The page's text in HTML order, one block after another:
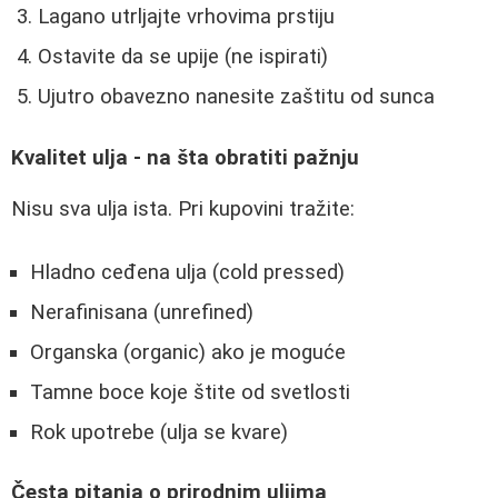
Lagano utrljajte vrhovima prstiju
Ostavite da se upije (ne ispirati)
Ujutro obavezno nanesite zaštitu od sunca
Kvalitet ulja - na šta obratiti pažnju
Nisu sva ulja ista. Pri kupovini tražite:
Hladno ceđena ulja (cold pressed)
Nerafinisana (unrefined)
Organska (organic) ako je moguće
Tamne boce koje štite od svetlosti
Rok upotrebe (ulja se kvare)
Česta pitanja o prirodnim uljima